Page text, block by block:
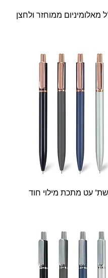
מאלומיניום ממוחזר ולחצן
עט מתכת מילוי חוד